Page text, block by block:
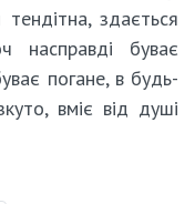
здається
насправді буває
погане, в будь-
вміє від душі